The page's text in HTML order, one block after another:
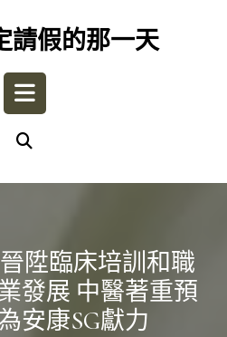
請假的那一天
Open
陞臨床培訓和職
發展 中醫著重預
安康SG獻力